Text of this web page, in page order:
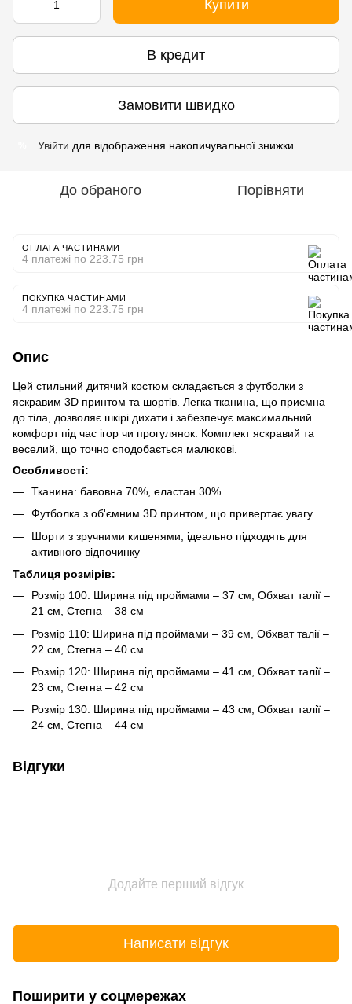
Купити
В кредит
Замовити швидко
Увійти для відображення накопичувальної знижки
До обраного Порівняти
ОПЛАТА ЧАСТИНАМИ
4 платежі по 223.75 грн
ПОКУПКА ЧАСТИНАМИ
4 платежі по 223.75 грн
Опис
Цей стильний дитячий костюм складається з футболки з
яскравим 3D принтом та шортів. Легка тканина, що приємна
до тіла, дозволяє шкірі дихати і забезпечує максимальний
комфорт під час ігор чи прогулянок. Комплект яскравий та
веселий, що точно сподобається малюкові.
Особливості:
Тканина: бавовна 70%, еластан 30%
Футболка з об'ємним 3D принтом, що привертає увагу
Шорти з зручними кишенями, ідеально підходять для
активного відпочинку
Таблиця розмірів:
Розмір 100: Ширина під проймами – 37 см, Обхват талії –
21 см, Стегна – 38 см
Розмір 110: Ширина під проймами – 39 см, Обхват талії –
22 см, Стегна – 40 см
Розмір 120: Ширина під проймами – 41 см, Обхват талії –
23 см, Стегна – 42 см
Розмір 130: Ширина під проймами – 43 см, Обхват талії –
24 см, Стегна – 44 см
Відгуки
Додайте перший відгук
Написати відгук
Поширити у соцмережах